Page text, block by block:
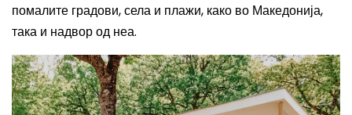
помалите градови, села и плажи, како во Македонија,
така и надвор од неа.